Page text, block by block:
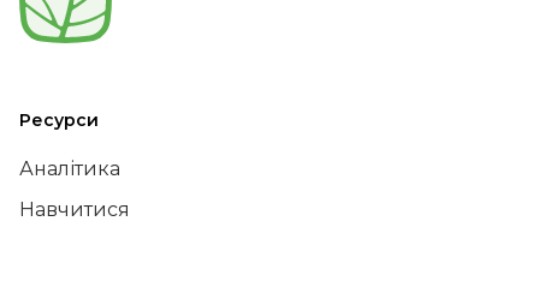
Ресурси
Аналітика
Навчитися